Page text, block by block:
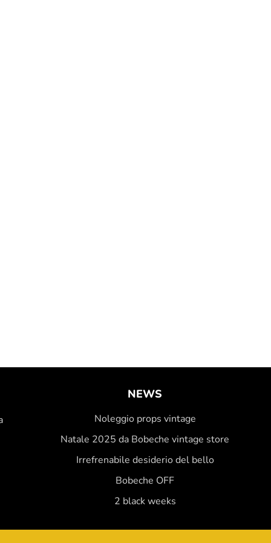
NEWS
Noleggio props vintage
Natale 2025 da Bobeche vintage store
Irrefrenabile desiderio del bello
Bobeche OFF
2 black weeks